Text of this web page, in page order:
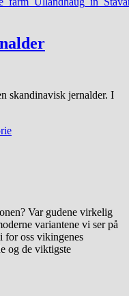
skandinavisk jernalder. I
Var gudene virkelig
variantene vi ser på
for oss vikingenes
og de viktigste